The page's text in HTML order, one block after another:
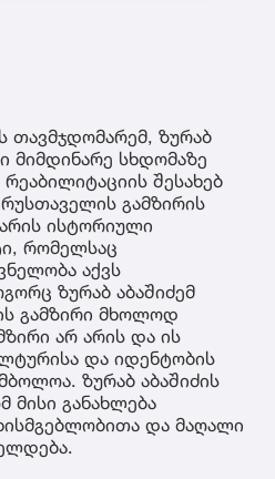
თავმჯდომარემ, ზურაბ
მიმდინარე სხდომაზე
შესახებ
გამზირის
ისტორიული
რომელსაც
აქვს
ზურაბ აბაშიძემ
გამზირი მხოლოდ
არ არის და ის
და იდენტობის
ზურაბ აბაშიძის
განახლება
და მაღალი